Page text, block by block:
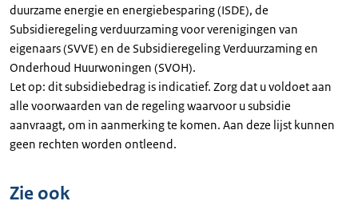
duurzame energie en energiebesparing (ISDE), de
Subsidieregeling verduurzaming voor verenigingen van
eigenaars (SVVE) en de Subsidieregeling Verduurzaming en
Onderhoud Huurwoningen (SVOH).
Let op: dit subsidiebedrag is indicatief. Zorg dat u voldoet aan
alle voorwaarden van de regeling waarvoor u subsidie
aanvraagt, om in aanmerking te komen. Aan deze lijst kunnen
geen rechten worden ontleend.
Zie ook